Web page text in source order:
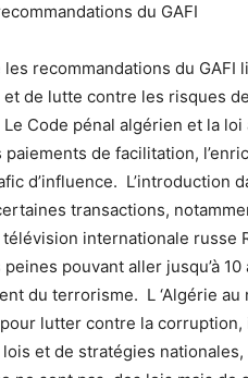
du GAFI
recommandations du GAFI
de lutte contre les risques
Code pénal algérien et la
de facilitation,
d’influence. L’introduction
transactions,
internationale russe
pouvant aller jusqu’à
du terrorisme. L ‘Algérie
lutter contre la corruption,
et de stratégies